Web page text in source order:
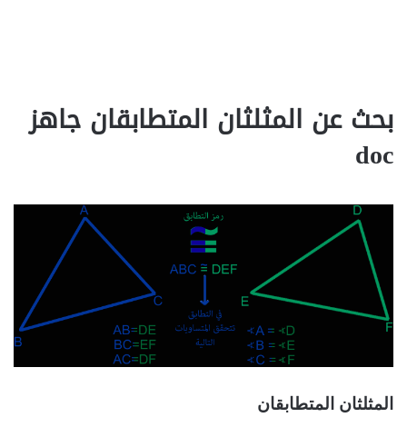
بحث عن المثلثان المتطابقان جاهز
doc‎
المثلثان المتطابقان